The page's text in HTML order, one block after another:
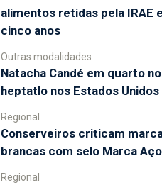
alimentos retidas pela IRAE
cinco anos
Outras modalidades
Natacha Candé em quarto no
heptatlo nos Estados Unidos
Regional
Conserveiros criticam
brancas com selo Marca
Regional